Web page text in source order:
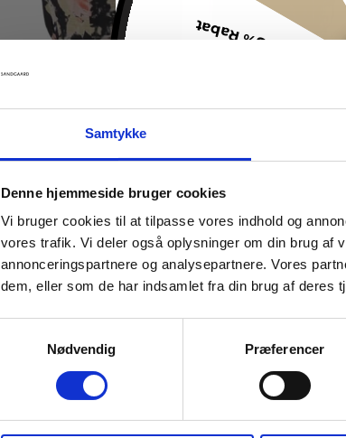
Samtykke
Denne hjemmeside bruger cookies
Vi bruger cookies til at tilpasse vores indhold og
vores trafik. Vi deler også oplysninger om din brug af
annonceringspartnere og analysepartnere. Vores
dem, eller som de har indsamlet fra din brug af deres
Nødvendig
Præferencer
Fri Fragt
-5% Rabat
Bliv en del af